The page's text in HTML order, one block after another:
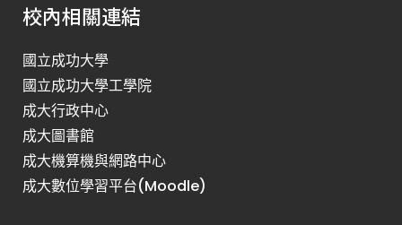
校內相關連結
國立成功大學
國立成功大學工學院
成大行政中心
成大圖書館
成大機算機與網路中心
成大數位學習平台(Moodle)